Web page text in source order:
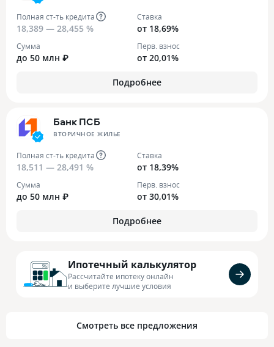
Полная ст-ть кредита
18,389 — 28,455 %
Ставка
от 18,69%
Сумма
до 50 млн ₽
Перв. взнос
от 20,01%
Подробнее
Банк ПСБ
ВТОРИЧНОЕ ЖИЛЬЕ
Полная ст-ть кредита
18,511 — 28,491 %
Ставка
от 18,39%
Сумма
до 50 млн ₽
Перв. взнос
от 30,01%
Подробнее
Ипотечный калькулятор
Рассчитайте ипотеку онлайн
и выберите лучшие условия
Смотреть все предложения